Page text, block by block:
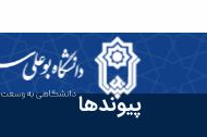
پیوندها